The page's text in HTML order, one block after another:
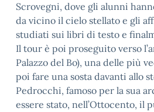
Scrovegni, dove gli alunni
da vicino il cielo stellato e gli
studiati sui libri di testo e
Il tour è poi proseguito verso
Palazzo del Bo), una delle più
poi fare una sosta davanti allo
Pedrocchi, famoso per la sua
essere stato, nell’Ottocento, il